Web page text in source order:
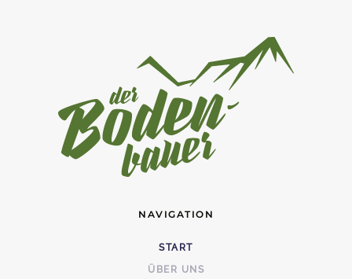
NAVIGATION
START
ÜBER UNS